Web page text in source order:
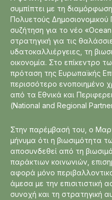
συμπίπτει με τη
Πολυετούς Δημοσιονομικού
συζήτηση για το νέο
στρατηγική για τις
υδατοκαλλιέργειες, τη
οικονομία. Στο επίκεντρο
πρόταση της Ευρωπαϊκής
περισσότερο ενοποιημένο
από τα Εθνικά και
(National and Regional
Στην παρέμβασή του, ο
μήνυμα ότι η βιωσιμότητα
αποσυνδεθεί από τη
παράκτιων κοινωνιών,
αφορά μόνο
άμεσα με την επισιτιστική
συνοχή και τη στρατηγική